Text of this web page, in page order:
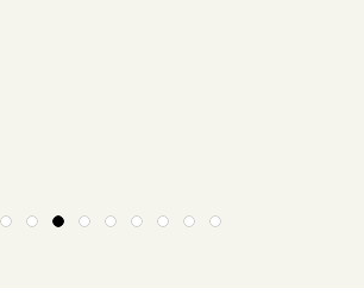
2 3 4 5 6 7 8 9 10